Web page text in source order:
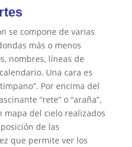
se compone de varias
más o menos
nombres, líneas de
Una cara es
Por encima del
“rete” o “araña”,
mapa del cielo realizados
de las
que permite ver los